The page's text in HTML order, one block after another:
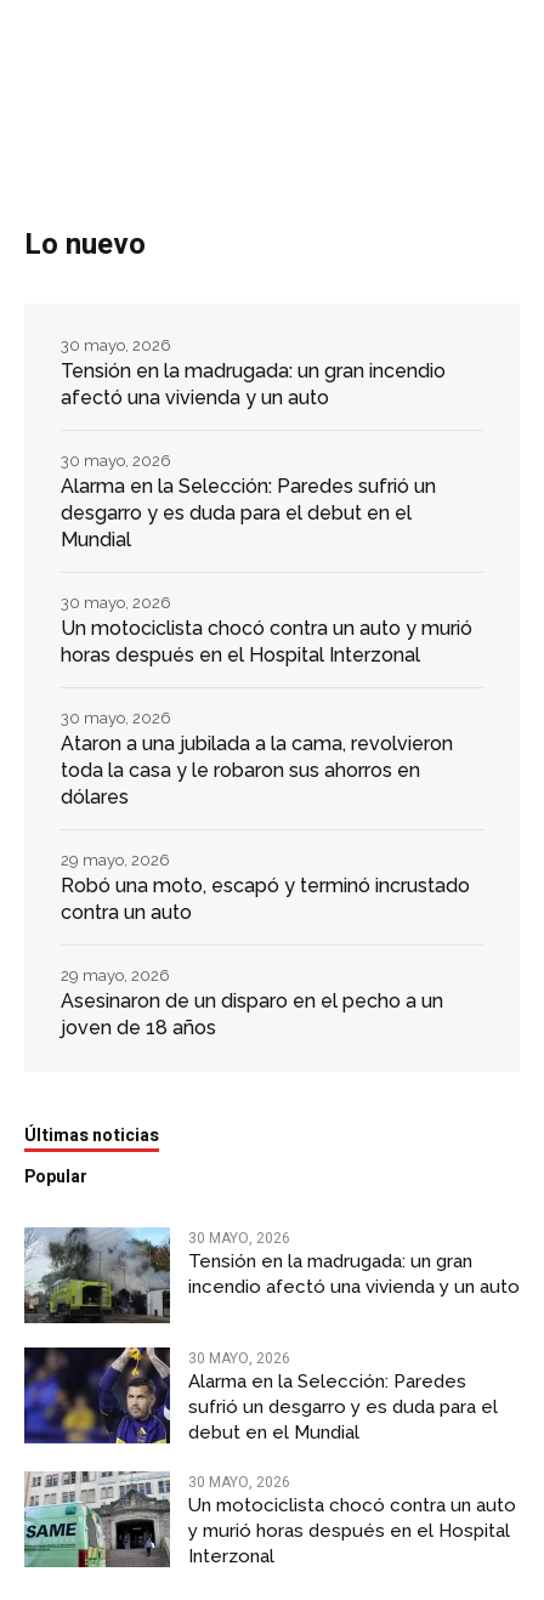
Lo nuevo
Tensión en la madrugada: un gran incendio
afectó una vivienda y un auto
30 mayo, 2026
Alarma en la Selección: Paredes sufrió un
desgarro y es duda para el debut en el
Mundial
30 mayo, 2026
Un motociclista chocó contra un auto y murió
horas después en el Hospital Interzonal
30 mayo, 2026
Ataron a una jubilada a la cama, revolvieron
toda la casa y le robaron sus ahorros en
dólares
30 mayo, 2026
Robó una moto, escapó y terminó incrustado
contra un auto
29 mayo, 2026
Asesinaron de un disparo en el pecho a un
joven de 18 años
29 mayo, 2026
Últimas noticias
Popular
30 MAYO, 2026
Tensión en la madrugada: un gran
incendio afectó una vivienda y un auto
30 MAYO, 2026
Alarma en la Selección: Paredes
sufrió un desgarro y es duda para el
debut en el Mundial
30 MAYO, 2026
Un motociclista chocó contra un auto
y murió horas después en el Hospital
Interzonal